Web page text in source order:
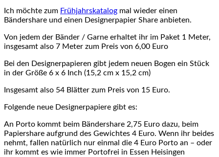
Ich möchte zum Frühjahrskatalog mal wieder einen
Bändershare und einen Designerpapier Share anbieten.
Von jedem der Bänder / Garne erhaltet ihr im Paket 1 Meter,
insgesamt also 7 Meter zum Preis von 6,00 Euro
Bei den Designerpapieren gibt jedem neuen Bogen ein Stück
in der Größe 6 x 6 Inch (15,2 cm x 15,2 cm)
Insgesamt also 54 Blätter zum Preis von 15 Euro.
Folgende neue Designerpapiere gibt es:
An Porto kommt beim Bändershare 2,75 Euro dazu, beim
Papiershare aufgrund des Gewichtes 4 Euro. Wenn ihr beides
nehmt, fallen natürlich nur einmal die 4 Euro Porto an – oder
ihr kommt es wie immer Portofrei in Essen Heisingen